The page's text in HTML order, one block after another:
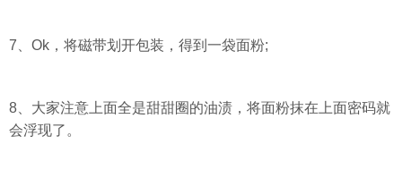
7、Ok，将磁带划开包装，得到一袋面粉;
8、大家注意上面全是甜甜圈的油渍，将面粉抹在上面密码就
会浮现了。